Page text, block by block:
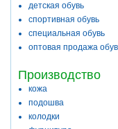
детская обувь
спортивная обувь
специальная обувь
оптовая продажа
Производство
кожа
подошва
колодки